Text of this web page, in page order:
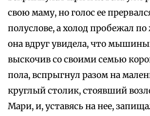
свою маму, но голос ее
полуслове, а холод пробежал
она вдруг увидела, что
выскочив со своими семью
пола, вспрыгнул разом на
круглый столик, стоявший
Мари, и, уставясь на нее,